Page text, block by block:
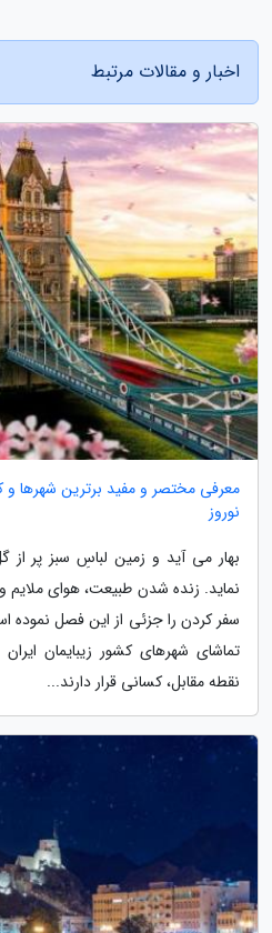
اخبار و مقالات مرتبط
معرفی مختصر و مفید برترین شهرها
نوروز
بهار می آید و زمین لباسِ سبز پر
نماید. زنده شدن طبیعت، هوای ملایم
سفر کردن را جزئی از این فصل نموده
تماشای شهرهای کشور زیبایمان
نقطه مقابل، کسانی قرار دارند...